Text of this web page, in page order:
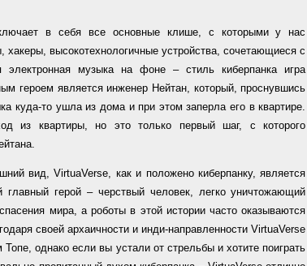
в себя все основные клише, с которыми у нас
хакеры, высокотехнологичные устройства, сочетающиеся с
электронная музыка на фоне – стиль киберпанка игра
героем является инженер Нейтан, который, проснувшись
куда-то ушла из дома и при этом заперла его в квартире.
из квартиры, но это только первый шаг, с которого
вид, VirtuaVerse, как и положено киберпанку, является
главный герой – черствый человек, легко уничтожающий
мира, а роботы в этой истории часто оказываются
своей архаичности и инди-направленности VirtuaVerse
однако если вы устали от стрельбы и хотите поиграть